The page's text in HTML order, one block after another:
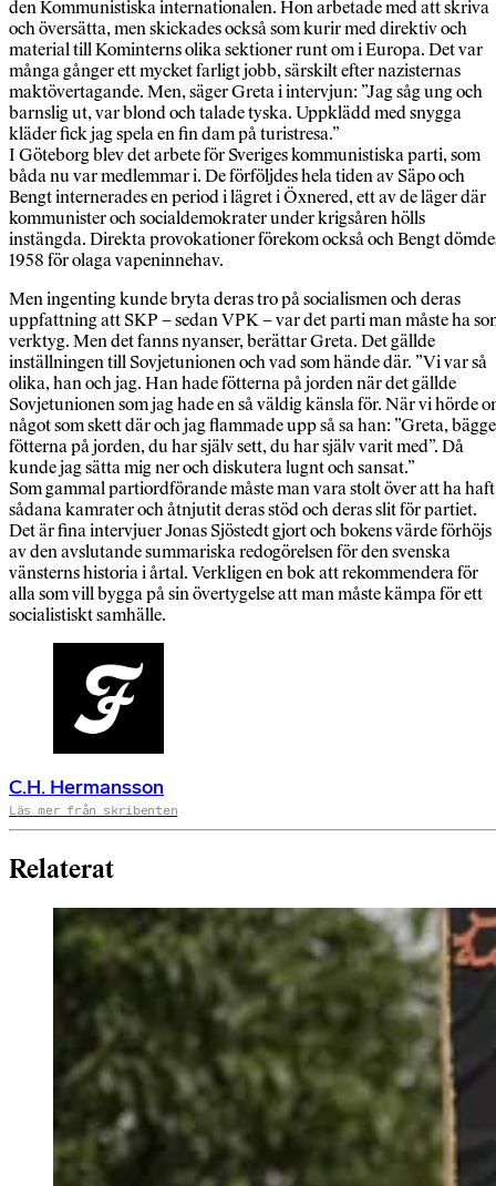
den Kommunistiska internationalen. Hon arbetade med att skriva
och översätta, men skickades också som kurir med direktiv och
material till Kominterns olika sektioner runt om i Europa. Det var
många gånger ett mycket farligt jobb, särskilt efter nazisternas
maktövertagande. Men, säger Greta i intervjun: ”Jag såg ung och
barnslig ut, var blond och talade tyska. Uppklädd med snygga
kläder fick jag spela en fin dam på turistresa.”
I Göteborg blev det arbete för Sveriges kommunistiska parti, som
båda nu var medlemmar i. De förföljdes hela tiden av Säpo och
Bengt internerades en period i lägret i Öxnered, ett av de läger där
kommunister och socialdemokrater under krigsåren hölls
instängda. Direkta provokationer förekom också och Bengt
1958 för olaga vapeninnehav.
Men ingenting kunde bryta deras tro på socialismen och deras
uppfattning att SKP – sedan VPK – var det parti man måste ha
verktyg. Men det fanns nyanser, berättar Greta. Det gällde
inställningen till Sovjetunionen och vad som hände där. ”Vi var så
olika, han och jag. Han hade fötterna på jorden när det gällde
Sovjetunionen som jag hade en så väldig känsla för. När vi hörde
något som skett där och jag flammade upp så sa han: ”Greta, bägge
fötterna på jorden, du har själv sett, du har själv varit med”. Då
kunde jag sätta mig ner och diskutera lugnt och sansat.”
Som gammal partiordförande måste man vara stolt över att ha haft
sådana kamrater och åtnjutit deras stöd och deras slit för partiet.
Det är fina intervjuer Jonas Sjöstedt gjort och bokens värde förhöjs
av den avslutande summariska redogörelsen för den svenska
vänsterns historia i årtal. Verkligen en bok att rekommendera för
alla som vill bygga på sin övertygelse att man måste kämpa för ett
socialistiskt samhälle.
C.H. Hermansson
Läs mer från skribenten
Relaterat